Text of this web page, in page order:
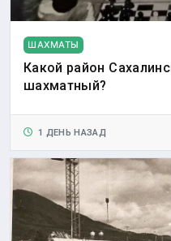
ШАХМАТЫ
Какой район
шахматный?
1 ДЕНЬ НАЗАД